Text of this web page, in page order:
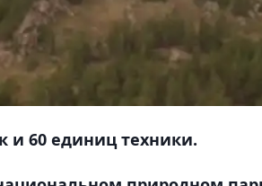
и 60 единиц техники.